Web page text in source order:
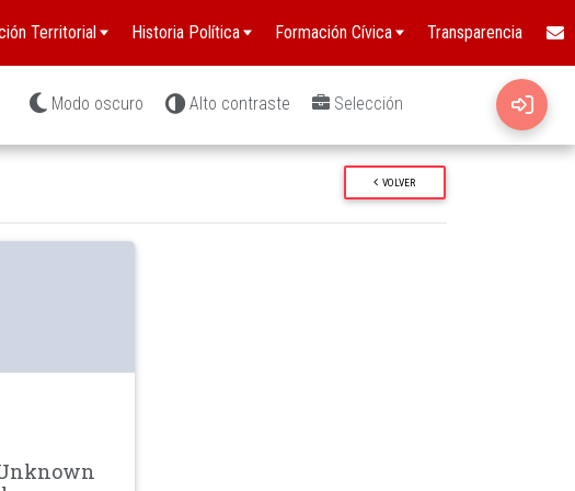
Territorial Historia Política Formación Cívica Transparencia
Modo oscuro Alto contraste Selección
VOLVER